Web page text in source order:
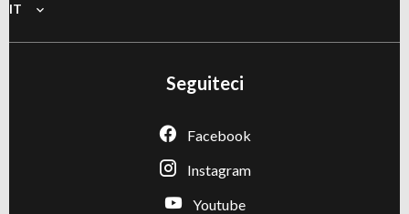
IT
Seguiteci
Facebook
Instagram
Youtube